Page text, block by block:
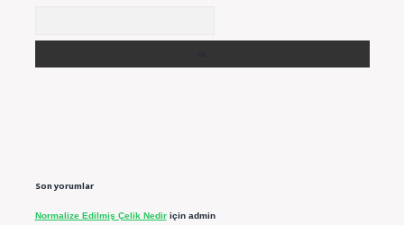
Son yorumlar
Normalize Edilmiş Çelik Nediriçin admin